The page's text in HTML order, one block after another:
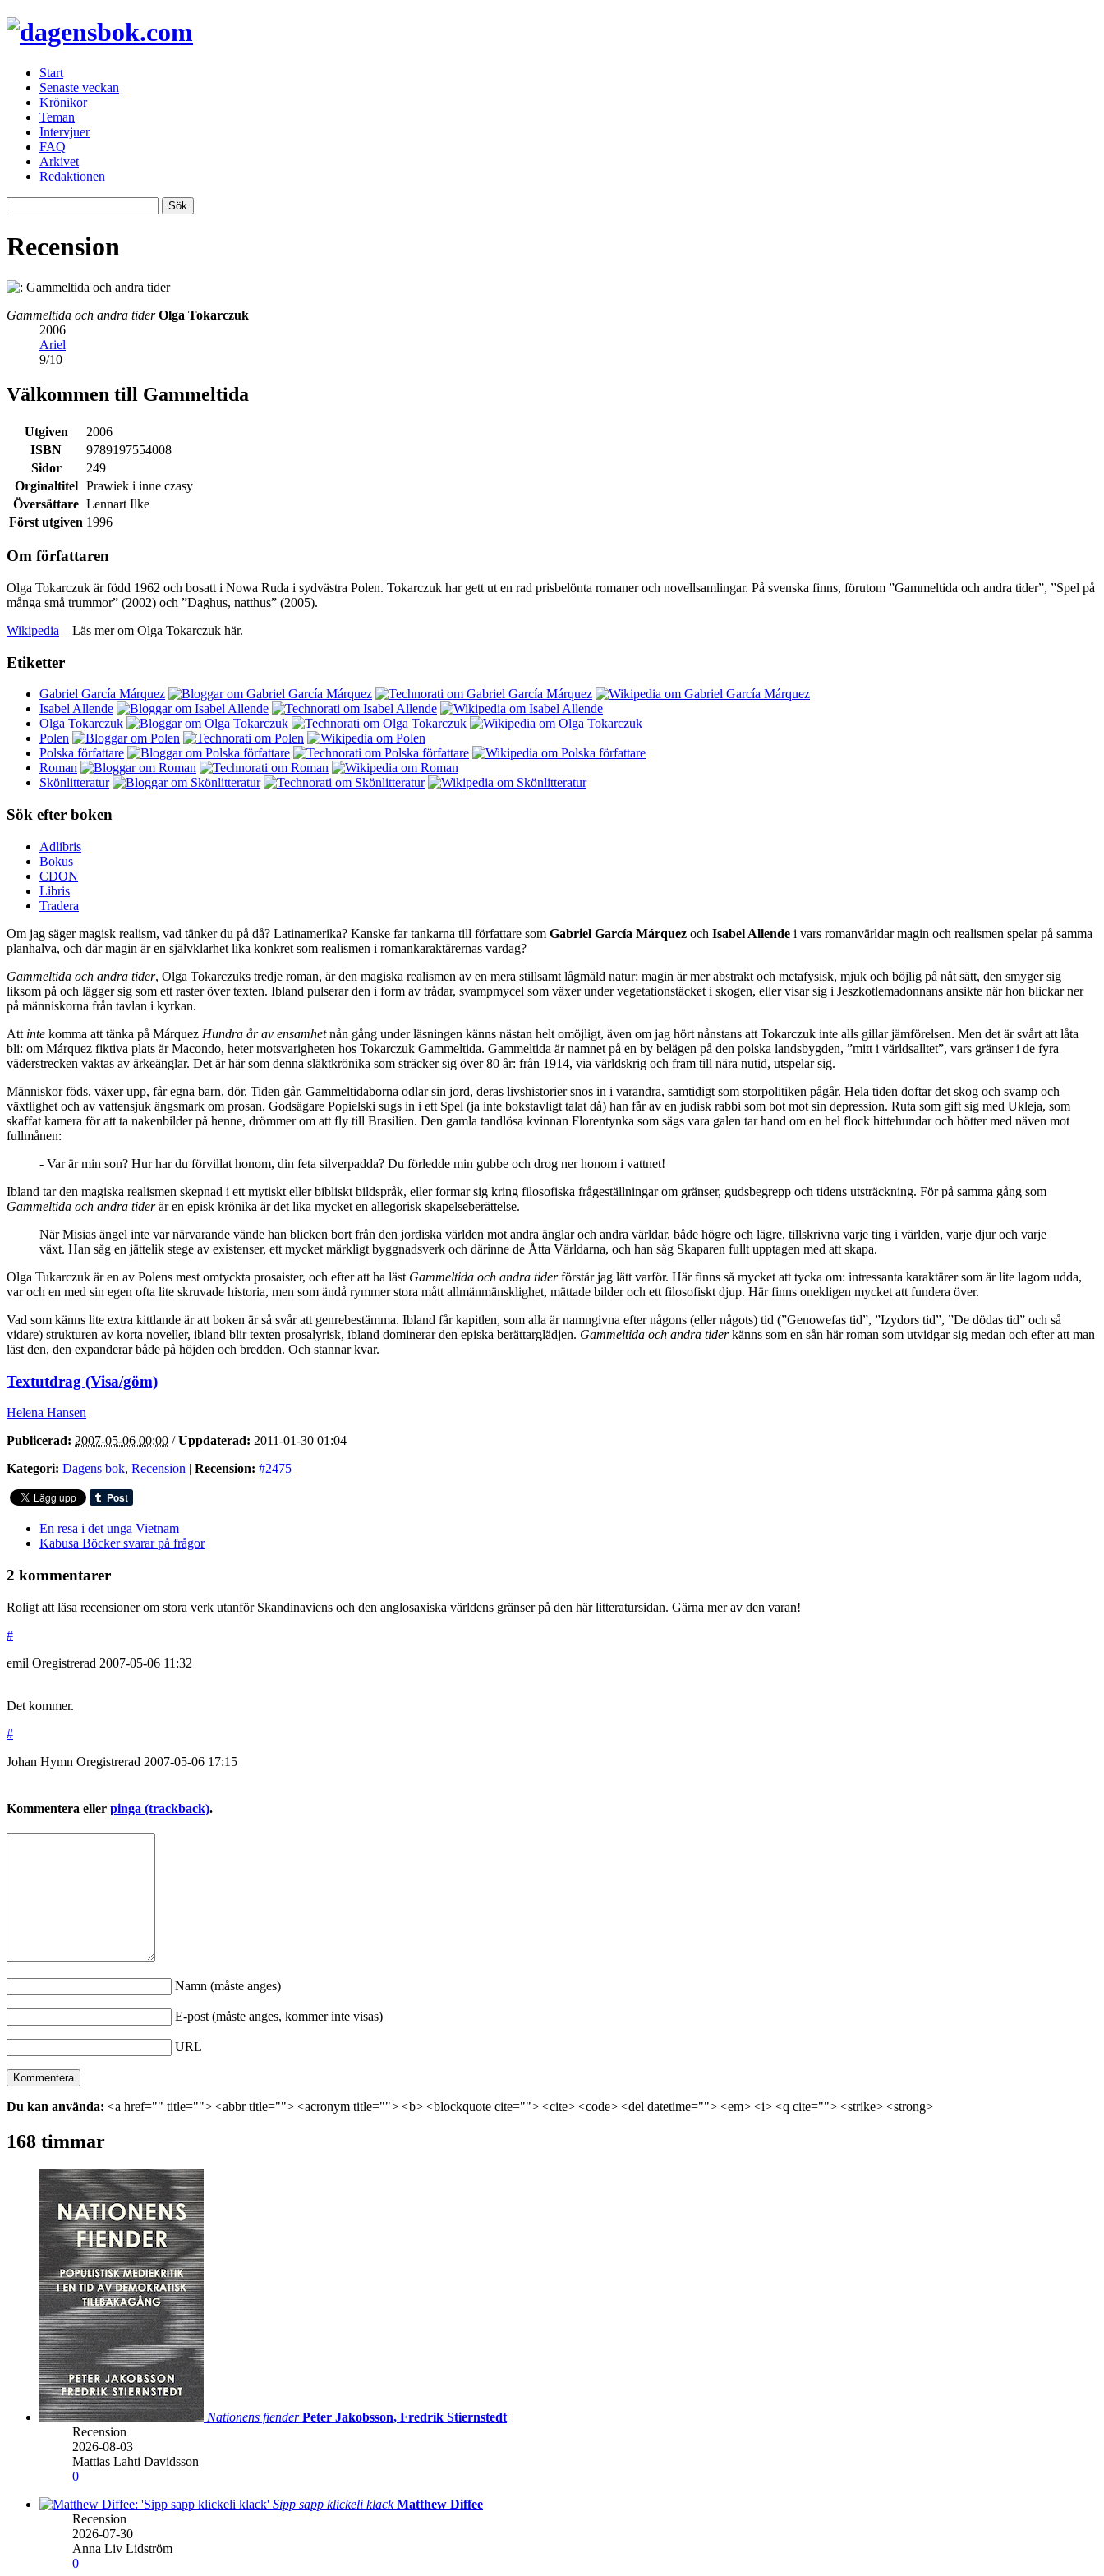
Start
Senaste veckan
Krönikor
Teman
Intervjuer
FAQ
Arkivet
Redaktionen
Recension
Gammeltida och andra tider Olga Tokarczuk
2006
Ariel
9/10
Välkommen till Gammeltida
Utgiven
2006
ISBN
9789197554008
Sidor
249
Orginaltitel
Prawiek i inne czasy
Översättare Lennart Ilke
Först utgiven 1996
Om författaren
Olga Tokarczuk är född 1962 och bosatt i Nowa Ruda i sydvästra Polen. Tokarczuk har gett ut en rad prisbelönta romaner och novellsamlingar. På svenska finns, förutom ”Gammeltida och andra tider”, ”Spel på
många små trummor” (2002) och ”Daghus, natthus” (2005).
Wikipedia – Läs mer om Olga Tokarczuk här.
Etiketter
Gabriel García Márquez
Isabel Allende
Olga Tokarczuk
Polen
Polska författare
Roman
Skönlitteratur
Sök efter boken
Adlibris
Bokus
CDON
Libris
Tradera
Om jag säger magisk realism, vad tänker du på då? Latinamerika? Kanske far tankarna till författare som Gabriel García Márquez och Isabel Allende i vars romanvärldar magin och realismen spelar på samma
planhalva, och där magin är en självklarhet lika konkret som realismen i romankaraktärernas vardag?
Gammeltida och andra tider, Olga Tokarczuks tredje roman, är den magiska realismen av en mera stillsamt lågmäld natur; magin är mer abstrakt och metafysisk, mjuk och böjlig på nåt sätt, den smyger sig
liksom på och lägger sig som ett raster över texten. Ibland pulserar den i form av trådar, svampmycel som växer under vegetationstäcket i skogen, eller visar sig i Jeszkotlemadonnans ansikte när hon blickar ner
på människorna från tavlan i kyrkan.
Att inte komma att tänka på Márquez Hundra år av ensamhetnån gång under läsningen känns nästan helt omöjligt, även om jag hört nånstans att Tokarczuk inte alls gillar jämförelsen. Men det är svårt att låta
bli: om Márquez fiktiva plats är Macondo, heter motsvarigheten hos Tokarczuk Gammeltida. Gammeltida är namnet på en by belägen på den polska landsbygden, ”mitt i världsalltet”, vars gränser i de fyra
väderstrecken vaktas av ärkeänglar. Det är här som denna släktkrönika som sträcker sig över 80 år: från 1914, via världskrig och fram till nära nutid, utspelar sig.
Människor föds, växer upp, får egna barn, dör. Tiden går. Gammeltidaborna odlar sin jord, deras livshistorier snos in i varandra, samtidigt som storpolitiken pågår. Hela tiden doftar det skog och svamp och
växtlighet och av vattensjuk ängsmark om prosan. Godsägare Popielski sugs in i ett Spel (ja inte bokstavligt talat då) han får av en judisk rabbi som bot mot sin depression. Ruta som gift sig med Ukleja, som
skaffat kamera för att ta nakenbilder på henne, drömmer om att fly till Brasilien. Den gamla tandlösa kvinnan Florentynka som sägs vara galen tar hand om en hel flock hittehundar och hötter med näven mot
fullmånen:
- Var är min son? Hur har du förvillat honom, din feta silverpadda? Du förledde min gubbe och drog ner honom i vattnet!
Ibland tar den magiska realismen skepnad i ett mytiskt eller bibliskt bildspråk, eller formar sig kring filosofiska frågeställningar om gränser, gudsbegrepp och tidens utsträckning. För på samma gång som
Gammeltida och andra tiderär en episk krönika är det lika mycket en allegorisk skapelseberättelse.
När Misias ängel inte var närvarande vände han blicken bort från den jordiska världen mot andra änglar och andra världar, både högre och lägre, tillskrivna varje ting i världen, varje djur och varje
växt. Han såg en jättelik stege av existenser, ett mycket märkligt byggnadsverk och därinne de Åtta Världarna, och han såg Skaparen fullt upptagen med att skapa.
Olga Tukarczuk är en av Polens mest omtyckta prosaister, och efter att ha läst Gammeltida och andra tiderförstår jag lätt varför. Här finns så mycket att tycka om: intressanta karaktärer som är lite lagom udda,
var och en med sin egen ofta lite skruvade historia, men som ändå rymmer stora mått allmänmänsklighet, mättade bilder och ett filosofiskt djup. Här finns onekligen mycket att fundera över.
Vad som känns lite extra kittlande är att boken är så svår att genrebestämma. Ibland får kapitlen, som alla är namngivna efter någons (eller någots) tid (”Genowefas tid”, ”Izydors tid”, ”De dödas tid” och så
vidare) strukturen av korta noveller, ibland blir texten prosalyrisk, ibland dominerar den episka berättarglädjen. Gammeltida och andra tiderkänns som en sån här roman som utvidgar sig medan och efter att man
läst den, den expanderar både på höjden och bredden. Och stannar kvar.
Textutdrag (Visa/göm)
Helena Hansen
Publicerad: 2007-05-06 00:00 /Uppdaterad: 2011-01-30 01:04
Kategori: Dagens bok, Recension | Recension: #2475
En resa i det unga Vietnam
Kabusa Böcker svarar på frågor
2 kommentarer
Roligt att läsa recensioner om stora verk utanför Skandinaviens och den anglosaxiska världens gränser på den här litteratursidan. Gärna mer av den varan!
#
emil Oregistrerad 2007-05-06 11:32
Det kommer.
#
Johan Hymn Oregistrerad 2007-05-06 17:15
Kommentera eller pinga (trackback).
Namn (måste anges)
E-post (måste anges, kommer inte visas)
URL
Du kan använda: <a href="" title=""> <abbr title=""> <acronym title=""> <b> <blockquote cite=""> <cite> <code> <del datetime=""> <em> <i> <q cite=""> <strike> <strong>
168 timmar
Nationens fiender Peter Jakobsson, Fredrik Stiernstedt
Recension
2026-08-03
Mattias Lahti Davidsson
0
Sipp sapp klickeli klack Matthew Diffee
Recension
2026-07-30
Anna Liv Lidström
0